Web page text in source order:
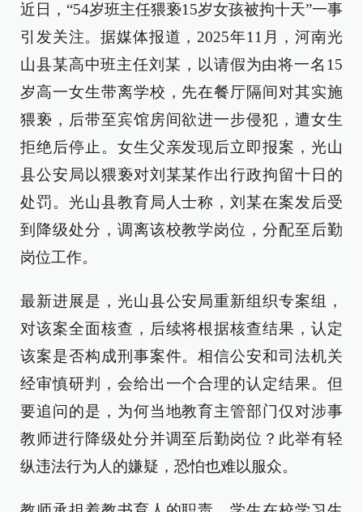
近日，“54岁班主任猥亵15岁女孩被拘十天”一事
引发关注。据媒体报道，2025年11月，河南光
山县某高中班主任刘某，以请假为由将一名15
岁高一女生带离学校，先在餐厅隔间对其实施
猥亵，后带至宾馆房间欲进一步侵犯，遭女生
拒绝后停止。女生父亲发现后立即报案，光山
县公安局以猥亵对刘某某作出行政拘留十日的
处罚。光山县教育局人士称，刘某在案发后受
到降级处分，调离该校教学岗位，分配至后勤
岗位工作。
最新进展是，光山县公安局重新组织专案组，
对该案全面核查，后续将根据核查结果，认定
该案是否构成刑事案件。相信公安和司法机关
经审慎研判，会给出一个合理的认定结果。但
要追问的是，为何当地教育主管部门仅对涉事
教师进行降级处分并调至后勤岗位？此举有轻
纵违法行为人的嫌疑，恐怕也难以服众。